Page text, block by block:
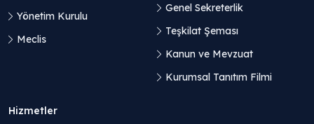
Yönetim Kurulu
Meclis
Genel Sekreterlik
Teşkilat Şeması
Kanun ve Mevzuat
Kurumsal Tanıtım Filmi
Hizmetler